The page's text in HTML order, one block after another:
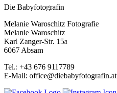
Die Babyfotografin
Melanie Waroschitz Fotografie
Melanie Waroschitz
Karl Zanger-Str. 15a
6067 Absam
Tel.: +43 676 9117789
E-Mail: office@diebabyfotografin.at